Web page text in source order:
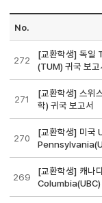
No.
272
[교환학생] 독
(TUM) 귀국 보고
271
[교환학생] 스위
학) 귀국 보고서
270
[교환학생] 미
269
[교환학생] 캐
Columbia(UBC)